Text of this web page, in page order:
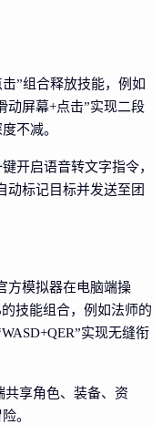
”组合释放技能，例如
动屏幕+点击”实现二段
不减。
开启语音转文字指令，
动标记目标并发送至团
方模拟器在电脑端操
技能组合，例如法师的
实现无缝衔
共享角色、装备、资
。